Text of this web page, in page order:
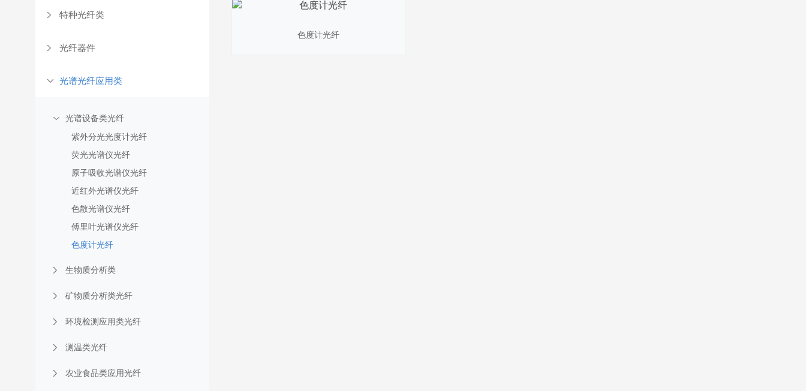
特种光纤类
光纤器件
光谱光纤应用类
光谱设备类光纤
紫外分光光度计光纤
荧光光谱仪光纤
原子吸收光谱仪光纤
近红外光谱仪光纤
色散光谱仪光纤
傅里叶光谱仪光纤
色度计光纤
生物质分析类
矿物质分析类光纤
环境检测应用类光纤
测温类光纤
农业食品类应用光纤
色度计光纤